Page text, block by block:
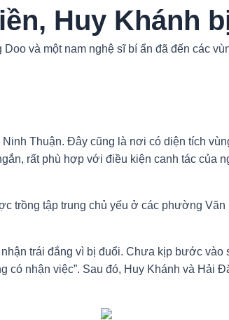
Huy Khánh
và một nam nghệ sĩ bí ẩn đã đến các
Thuận. Đây cũng là nơi có diện tích
rất phù hợp với điều kiện canh tác
trồng tập trung chủ yếu ở các phường
trái đắng vì bị đuổi. Chưa kịp bước
nhận việc”. Sau đó, Huy Khánh và Hải